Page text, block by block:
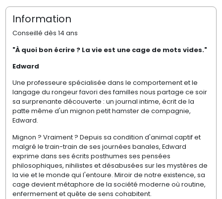
Information
Conseillé dès 14 ans
"À quoi bon écrire ? La vie est une cage de mots vides."
Edward
Une professeure spécialisée dans le comportement et le
langage du rongeur favori des familles nous partage ce soir
sa surprenante découverte : un journal intime, écrit de la
patte même d'un mignon petit hamster de compagnie,
Edward.
Mignon ? Vraiment ? Depuis sa condition d'animal captif et
malgré le train-train de ses journées banales, Edward
exprime dans ses écrits posthumes ses pensées
philosophiques, nihilistes et désabusées sur les mystères de
la vie et le monde qui l'entoure. Miroir de notre existence, sa
cage devient métaphore de la société moderne où routine,
enfermement et quête de sens cohabitent.